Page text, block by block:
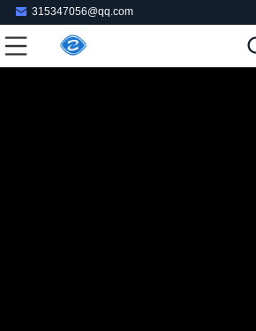
315347056@qq.com